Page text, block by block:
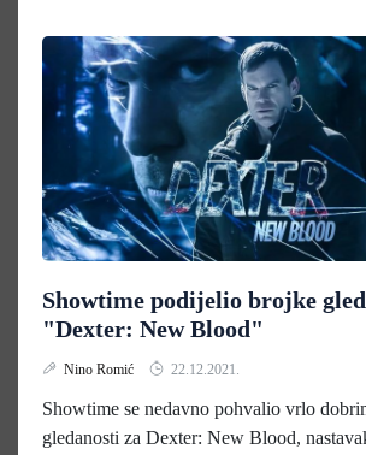
Showtime podijelio brojke
"Dexter: New Blood"
Nino Romić 22.12.2021.
Showtime se nedavno pohvalio vrlo
gledanosti za Dexter: New Blood,